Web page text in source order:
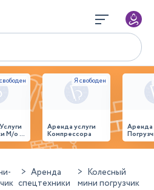
М/о г.
Аренда услуги
Компрессора
Аренда
спецтехники
Колесный
мини погрузчик